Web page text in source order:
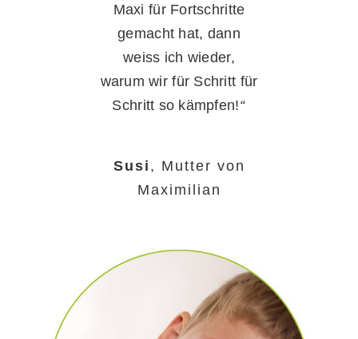
Maxi für Fortschritte
gemacht hat, dann
weiss ich wieder,
warum wir für Schritt für
Schritt so kämpfen!“
Susi , Mutter von
Maximilian
„Ich bin froh, dass
es Maxi bei Schritt
für Schritt so gut
geht und er
weiterhin in seiner
gefördert wird!“
„Maxi liebt die
Kinder. Er genießt
es, wenn er nicht
alleine ein
Therapieprogramm
finde es super,
wenn er bei Schritt
Barbara Oma von Maxi